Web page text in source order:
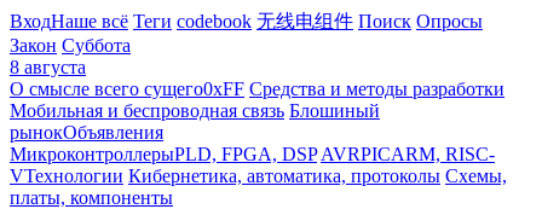
ВходНаше всё Теги codebook 无线电组件 Поиск Опросы
Закон Суббота
8 августа
О смысле всего сущего0xFF Средства и методы разработки
Мобильная и беспроводная связь Блошиный
рынокОбъявления
МикроконтроллерыPLD, FPGA, DSP AVRPICARM, RISC-
VТехнологии Кибернетика, автоматика, протоколы Схемы,
платы, компоненты